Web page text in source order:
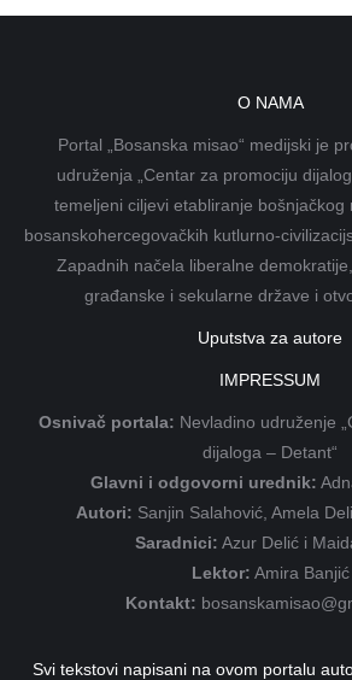
O NAMA
Portal „Bosanska misao“ medijski je
udruženja „Centar za promociju
temeljeni ciljevi etabliranje bošnjačkog
bosanskohercegovačkih kutlurno-
Zapadnih načela liberalne
građanske i sekularne države i
Uputstva za autore
IMPRESSUM
Osnivač portala: Nevladino udruženje
dijaloga – Detant“
Glavni i odgovorni urednik:
Autori: Sanjin Salahović, Amela
Saradnici: Azur Delić i
Lektor: Amira Banjić
Kontakt:
Svi tekstovi napisani na ovom portalu